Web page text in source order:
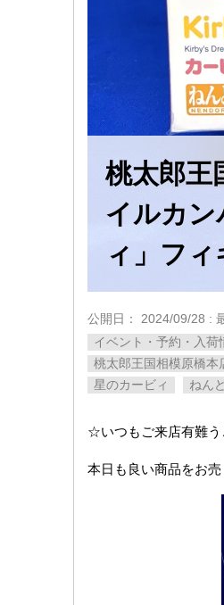
桃太郎王
イルカ
ィ」フィ
公開日： 2024/09/28 :
イベント・予約・入荷
桃太郎王国相模原橋本
星のカービィ
ねん
☆いつもご来店有難う
本日も良い商品をお